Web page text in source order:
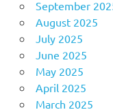
September
August 2025
July 2025
June 2025
May 2025
April 2025
March 2025